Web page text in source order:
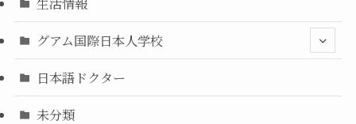
グアム国際日本人学校
日本語ドクター
未分類